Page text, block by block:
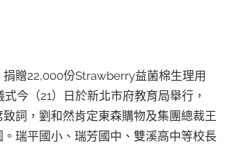
贈22,000份Strawberry益菌棉生理用
今（21）日於新北市府教育局舉行，
詞，劉和然肯定東森購物及集團總裁王
瑞平國小、瑞芳國中、雙溪高中等校長